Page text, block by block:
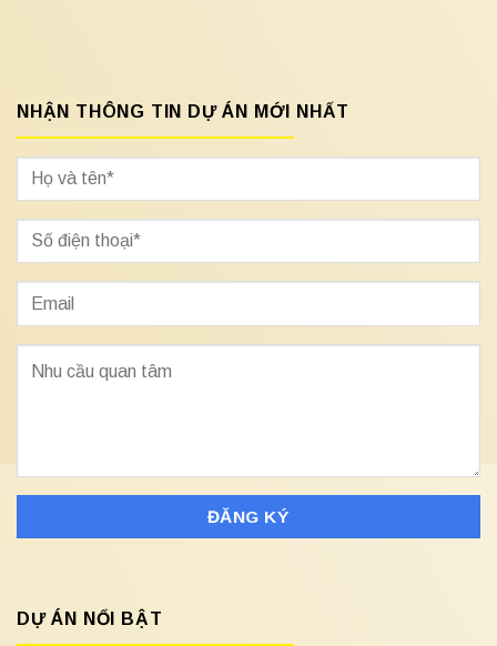
NHẬN THÔNG TIN DỰ ÁN MỚI NHẤT
DỰ ÁN NỔI BẬT